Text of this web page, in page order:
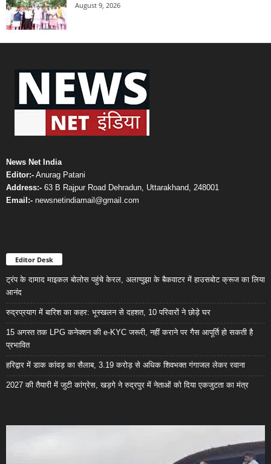
August 9, 2026
News Net India
Editor:- Anurag Patani
Address:- 63 B Rajpur Road Dehradun, Uttarakhand, 248001
Email:- newsnetindiamail@gmail.com
Editor Desk
ट्रंप के दामाद माइकल बोलोस पहुंचे केरल, अलाप्पुझा के बैकवाटर में हाउसबोट क्रूज का लिया
आनंद
रुद्रप्रयाग में बारिश का कहर: भूस्खलन से दहशत, 10 परिवारों ने छोड़े घर
15 अगस्त तक LPG कनेक्शन की e-KYC जरूरी, नहीं कराने पर गैस आपूर्ति हो सकती है
प्रभावित
हरिद्वार में डाक कांवड़ का सैलाब, 3.19 करोड़ से अधिक शिवभक्त गंगाजल लेकर रवाना
2027 की तैयारी में जुटी कांग्रेस, खड़गे ने रुद्रपुर में नेताओं को दिया एकजुटता का मंत्र